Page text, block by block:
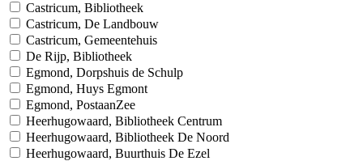
Castricum, Bibliotheek
Castricum, De Landbouw
Castricum, Gemeentehuis
De Rijp, Bibliotheek
Egmond, Dorpshuis de Schulp
Egmond, Huys Egmont
Egmond, PostaanZee
Heerhugowaard, Bibliotheek Centrum
Heerhugowaard, Bibliotheek De Noord
Heerhugowaard, Buurthuis De Ezel